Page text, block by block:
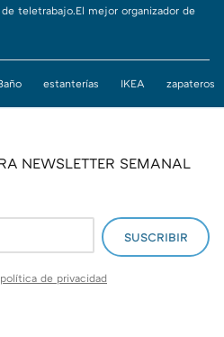
teletrabajo.El mejor organizador de
estanterías IKEA zapateros
NEWSLETTER SEMANAL
SUSCRIBIR
política de privacidad